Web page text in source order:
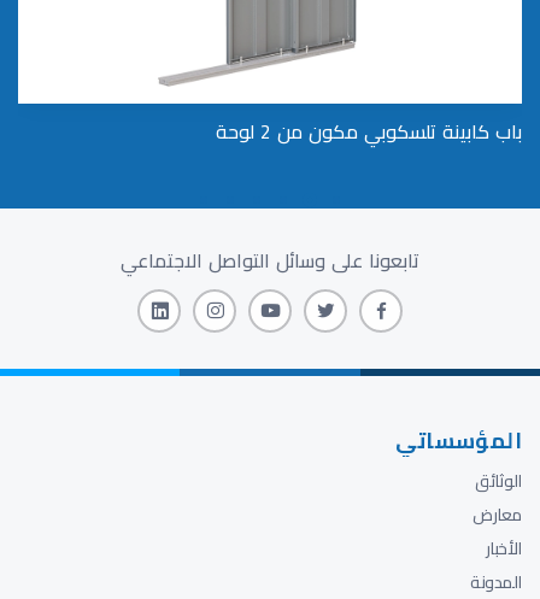
باب كابينة تلسكوبي مكون من 2 لوحة
تابعونا على وسائل التواصل الاجتماعي
المؤسساتي
الوثائق
معارض
الأخبار
المدونة